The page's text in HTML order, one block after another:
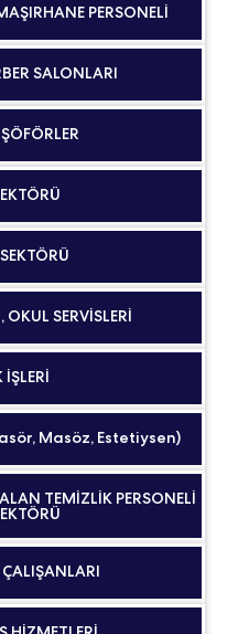
PERSONELİ
SALONLARI
OKUL SERVİSLERİ
Masöz, Estetiysen)
TEMİZLİK PERSONELİ